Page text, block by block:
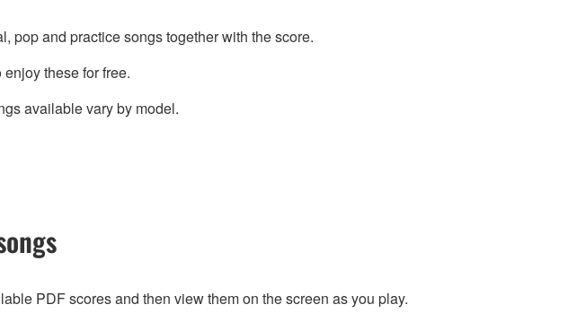
pop and practice songs together with the score.
these for free.
available vary by model.
PDF scores and then view them on the screen as you play.